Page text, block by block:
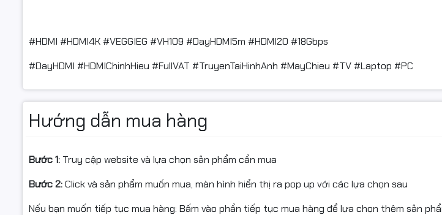
#HDMI #HDMI4K #VEGGIEG #VH109 #DayHDMI5m #HDMI20 #18Gbps
#DayHDMI #HDMIChinhHieu #FullVAT #TruyenTaiHinhAnh #MayChieu #TV #Laptop #PC
Hướng dẫn mua hàng
Bước 1: Truy cập website và lựa chọn sản phẩm cần mua
Bước 2:Click và sản phẩm muốn mua, màn hình hiển thị ra pop up với các lựa chọn sau
Nếu bạn muốn tiếp tục mua hàng: Bấm vào phần tiếp tục mua hàng để lựa chọn thêm sản